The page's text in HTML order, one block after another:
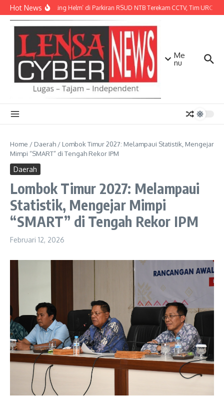
Lewati ke konten
Hot NewsAksi ‘Maling Helm’ di Parkiran RSUD NTB Terekam CCTV, Tim URC
Me
nu
Home / Daerah / Lombok Timur 2027: Melampaui Statistik, Mengejar
Mimpi “SMART” di Tengah Rekor IPM
Daerah
Lombok Timur 2027: Melampaui
Statistik, Mengejar Mimpi
“SMART” di Tengah Rekor IPM
Februari 12, 2026